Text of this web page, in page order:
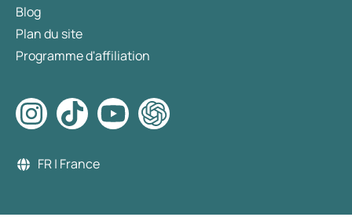
Blog
Plan du site
Programme d'affiliation
FR | France